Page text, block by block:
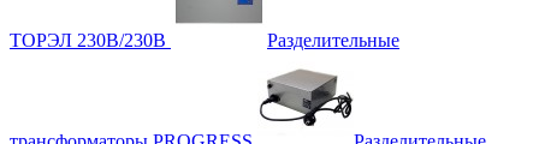
ТОРЭЛ 230В/230В Разделительные